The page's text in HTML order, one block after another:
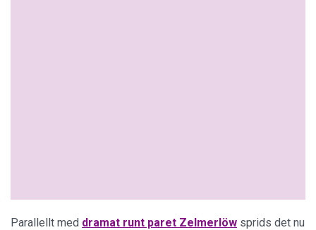
Parallellt med dramat runt paret Zelmerlöw sprids det nu